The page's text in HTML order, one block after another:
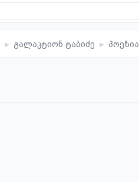
▸ გალაკტიონ ტაბიძე ▸ პოეზია